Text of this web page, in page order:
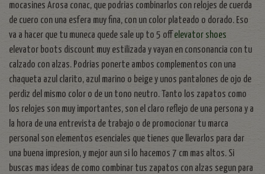
mocasines Arosa conac, que podrias combinarlos con relojes de cuerda
de cuero con una esfera muy fina, con un color plateado o dorado. Eso
va a hacer que tu muneca quede sale up to 5 off elevator shoes
elevator boots discount muy estilizada y vayan en consonancia con tu
calzado con alzas. Podrias ponerte ambos complementos con una
chaqueta azul clarito, azul marino o beige y unos pantalones de ojo de
perdiz del mismo color o de un tono neutro. Tanto los zapatos como
los relojes son muy importantes, son el claro reflejo de una persona y a
la hora de una entrevista de trabajo o de promocionar tu marca
personal son elementos esenciales que tienes que llevarlos para dar
una buena impresion, y mejor aun si lo hacemos 7 cm mas altos. Si
buscas mas ideas de como combinar tus zapatos con alzas segun para